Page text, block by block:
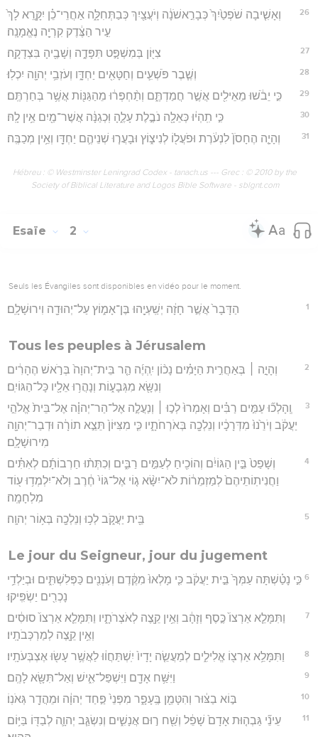
26
וְאָשִׁ֤יבָה שֹׁפְטַ֙יִךְ֙ כְּבָרִ֣אשֹׁנָ֔ה וְיֹעֲצַ֖יִךְ כְּבַתְּחִלָּ֑ה אַחֲרֵי־כֵ֗ן יִקָּ֤רֵא לָךְ֙
עִ֣יר הַצֶּ֔דֶק קִרְיָ֖ה נֶאֱמָנָֽה׃
27 צִיּ֖וֹן בְּמִשְׁפָּ֣ט תִּפָּדֶ֑ה וְשָׁבֶ֖יהָ בִּצְדָקָֽה׃
28 וְשֶׁ֧בֶר פֹּשְׁעִ֛ים וְחַטָּאִ֖ים יַחְדָּ֑ו וְעֹזְבֵ֥י יְהוָ֖ה יִכְלֽוּ׃
29 כִּ֣י יֵבֹ֔שׁוּ מֵאֵילִ֖ים אֲשֶׁ֣ר חֲמַדְתֶּ֑ם וְתַ֨חְפְּר֔וּ מֵהַגַּנּ֖וֹת אֲשֶׁ֥ר בְּחַרְתֶּֽם׃
30 כִּ֣י תִֽהְי֔וּ כְּאֵלָ֖ה נֹבֶ֣לֶת עָלֶ֑הָ וּֽכְגַנָּ֔ה אֲשֶׁר־מַ֖יִם אֵ֥ין לָֽהּ׃
31 וְהָיָ֤ה הֶחָסֹן֙ לִנְעֹ֔רֶת וּפֹעֲל֖וֹ לְנִיצ֑וֹץ וּבָעֲר֧וּ שְׁנֵיהֶ֛ם יַחְדָּ֖ו וְאֵ֥ין מְכַבֶּֽה׃
Hébreu : © Westminster Leningrad Codex - tanach.us --- Grec : © 2010 by the
Society of Biblical Literature and Logos Bible Software - sblgnt.com
Esaïe 2
Seuls les Évangiles sont disponibles en vidéo pour le moment.
1 הַדָּבָר֙ אֲשֶׁ֣ר חָזָ֔ה יְשַֽׁעְיָ֖הוּ בֶּן־אָמ֑וֹץ עַל־יְהוּדָ֖ה וִירוּשָׁלִָֽם׃
Tous les peuples à Jérusalem
2
וְהָיָ֣ה ׀ בְּאַחֲרִ֣ית הַיָּמִ֗ים נָכ֨וֹן יִֽהְיֶ֜ה הַ֤ר בֵּית־יְהוָה֙ בְּרֹ֣אשׁ הֶהָרִ֔ים
וְנִשָּׂ֖א מִגְּבָע֑וֹת וְנָהֲר֥וּ אֵלָ֖יו כָּל־הַגּוֹיִֽם׃
3
וְֽהָלְכ֞וּ עַמִּ֣ים רַבִּ֗ים וְאָמְרוּ֙ לְכ֣וּ ׀ וְנַעֲלֶ֣ה אֶל־הַר־יְהוָ֗ה אֶל־בֵּית֙ אֱלֹהֵ֣י
יַעֲקֹ֔ב וְיֹרֵ֙נוּ֙ מִדְּרָכָ֔יו וְנֵלְכָ֖ה בְּאֹרְחֹתָ֑יו כִּ֤י מִצִּיּוֹן֙ תֵּצֵ֣א תוֹרָ֔ה וּדְבַר־יְהוָ֖ה
מִירוּשָׁלִָֽם׃
4
וְשָׁפַט֙ בֵּ֣ין הַגּוֹיִ֔ם וְהוֹכִ֖יחַ לְעַמִּ֣ים רַבִּ֑ים וְכִתְּת֨וּ חַרְבוֹתָ֜ם לְאִתִּ֗ים
וַחֲנִיתֽוֹתֵיהֶם֙ לְמַזְמֵר֔וֹת לֹא־יִשָּׂ֨א ג֤וֹי אֶל־גּוֹי֙ חֶ֔רֶב וְלֹא־יִלְמְד֥וּ ע֖וֹד
מִלְחָמָֽה׃
5 בֵּ֖ית יַעֲקֹ֑ב לְכ֥וּ וְנֵלְכָ֖ה בְּא֥וֹר יְהוָֽה׃
Le jour du Seigneur, jour du jugement
6 כִּ֣י נָטַ֗שְׁתָּה עַמְּךָ֙ בֵּ֣ית יַעֲקֹ֔ב כִּ֤י מָלְאוּ֙ מִקֶּ֔דֶם וְעֹֽנְנִ֖ים כַּפְּלִשְׁתִּ֑ים וּבְיַלְדֵ֥י
נָכְרִ֖ים יַשְׂפִּֽיקוּ׃
7
וַתִּמָּלֵ֤א אַרְצוֹ֙ כֶּ֣סֶף וְזָהָ֔ב וְאֵ֥ין קֵ֖צֶה לְאֹצְרֹתָ֑יו וַתִּמָּלֵ֤א אַרְצוֹ֙ סוּסִ֔ים
וְאֵ֥ין קֵ֖צֶה לְמַרְכְּבֹתָֽיו׃
8 וַתִּמָּלֵ֥א אַרְצ֖וֹ אֱלִילִ֑ים לְמַעֲשֵׂ֤ה יָדָיו֙ יִֽשְׁתַּחֲו֔וּ לַאֲשֶׁ֥ר עָשׂ֖וּ אֶצְבְּעֹתָֽיו׃
9 וַיִּשַּׁ֥ח אָדָ֖ם וַיִּשְׁפַּל־אִ֑ישׁ וְאַל־תִּשָּׂ֖א לָהֶֽם׃
10 בּ֣וֹא בַצּ֔וּר וְהִטָּמֵ֖ן בֶּֽעָפָ֑ר מִפְּנֵי֙ פַּ֣חַד יְהוָ֔ה וּמֵהֲדַ֖ר גְּאֹנֽוֹ׃
11
עֵינֵ֞י גַּבְה֤וּת אָדָם֙ שָׁפֵ֔ל וְשַׁ֖ח ר֣וּם אֲנָשִׁ֑ים וְנִשְׂגַּ֧ב יְהוָ֛ה לְבַדּ֖וֹ בַּיּ֥וֹם